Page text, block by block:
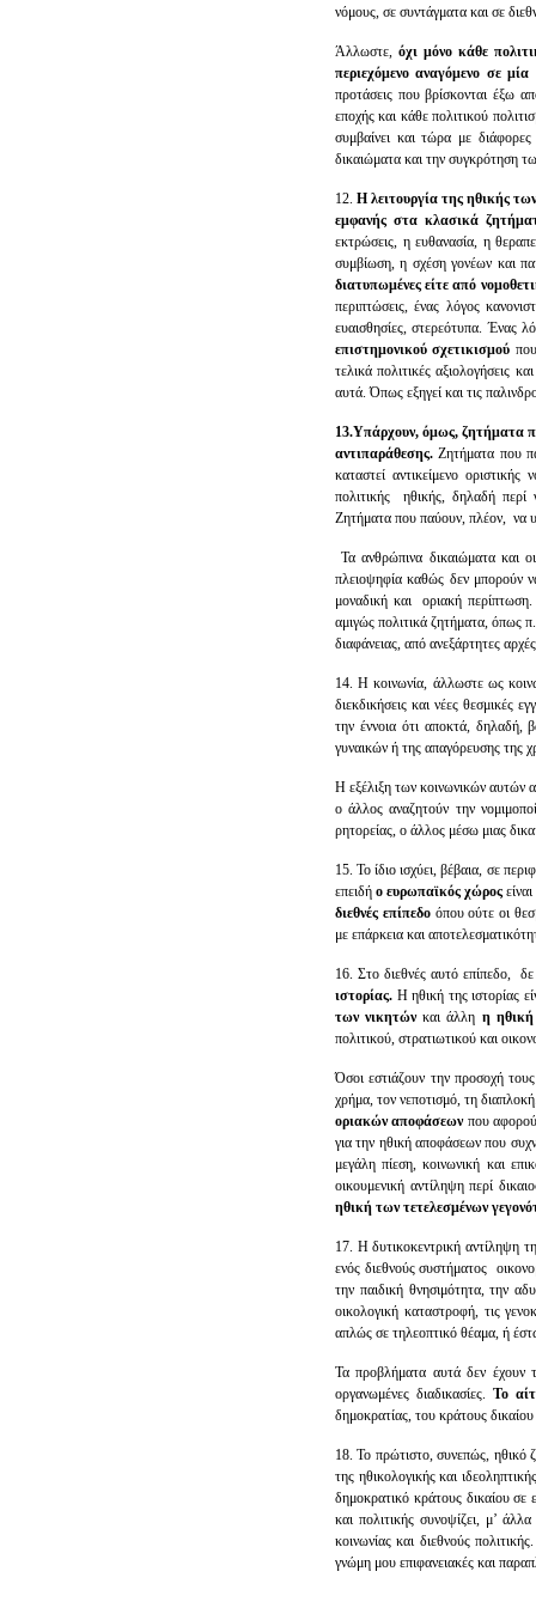
νόμους, σε συντάγματα και σε
Άλλωστε, όχι μόνο κάθε
περιεχόμενο αναγόμενο σε
προτάσεις που βρίσκονται έξω
εποχής και κάθε πολιτικού
συμβαίνει και τώρα με διάφορες
δικαιώματα και την συγκρότηση
12. Η λειτουργία της ηθικής
εμφανής στα κλασικά
εκτρώσεις, η ευθανασία, η
συμβίωση, η σχέση γονέων και
διατυπωμένες είτε από
περιπτώσεις, ένας λόγος
ευαισθησίες, στερεότυπα. Ένας
επιστημονικού σχετικισμού
τελικά πολιτικές αξιολογήσεις
αυτά. Όπως εξηγεί και τις
13.Υπάρχουν, όμως, ζητήματα
αντιπαράθεσης. Ζητήματα που
καταστεί αντικείμενο
πολιτικής ηθικής, δηλαδή περί
Ζητήματα που παύουν, πλέον, να
Τα ανθρώπινα δικαιώματα και
πλειοψηφία καθώς δεν μπορούν
μοναδική και οριακή
αμιγώς πολιτικά ζητήματα, όπως
διαφάνειας, από ανεξάρτητες
14. Η κοινωνία, άλλωστε ως
διεκδικήσεις και νέες θεσμικές
την έννοια ότι αποκτά, δηλαδή,
γυναικών ή της απαγόρευσης της
Η εξέλιξη των κοινωνικών αυτών
ο άλλος αναζητούν την
ρητορείας, ο άλλος μέσω μιας
15. Το ίδιο ισχύει, βέβαια, σε
επειδή ο ευρωπαϊκός χώρος
διεθνές επίπεδοόπου ούτε οι
με επάρκεια και
16. Στο διεθνές αυτό επίπεδο,
ιστορίας. Η ηθική της ιστορίας
των νικητώνκαι άλλη η
πολιτικού, στρατιωτικού και
Όσοι εστιάζουν την προσοχή
χρήμα, τον νεποτισμό, τη
οριακών αποφάσεωνπου
για την ηθική αποφάσεων που
μεγάλη πίεση, κοινωνική και
οικουμενική αντίληψη περί
ηθική των τετελεσμένων
17. Η δυτικοκεντρική αντίληψη
ενός διεθνούς συστήματος
την παιδική θνησιμότητα, την
οικολογική καταστροφή, τις
απλώς σε τηλεοπτικό θέαμα, ή
Τα προβλήματα αυτά δεν έχουν
οργανωμένες διαδικασίες. Το
δημοκρατίας, του κράτους
18. Το πρώτιστο, συνεπώς, ηθικό
της ηθικολογικής και
δημοκρατικό κράτους δικαίου σε
και πολιτικής συνοψίζει, μ’
κοινωνίας και διεθνούς
γνώμη μου επιφανειακές και